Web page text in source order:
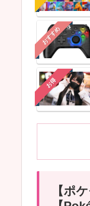
おすすめ
お得
【ポ